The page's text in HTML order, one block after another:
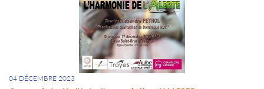
04 DÉCEMBRE 2023